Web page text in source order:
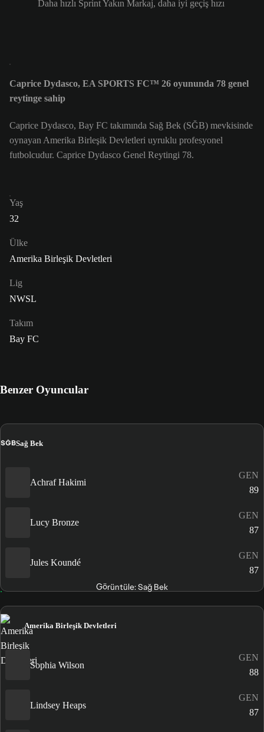
Daha hızlı Sprint Yakın Markaj, daha iyi geçiş hızı
Caprice Dydasco, EA SPORTS FC™ 26 oyununda 78 genel
reytinge sahip
Caprice Dydasco, Bay FC takımında Sağ Bek (SĞB) mevkisinde
oynayan Amerika Birleşik Devletleri uyruklu profesyonel
futbolcudur. Caprice Dydasco Genel Reytingi 78.
Yaş
32
Ülke
Amerika Birleşik Devletleri
Lig
NWSL
Takım
Bay FC
Benzer Oyuncular
SĞBSağ Bek
Achraf Hakimi
GEN
89
Lucy Bronze
GEN
87
Jules Koundé
GEN
87
Görüntüle: Sağ Bek
Amerika Birleşik Devletleri
Sophia Wilson
GEN
88
Lindsey Heaps
GEN
87